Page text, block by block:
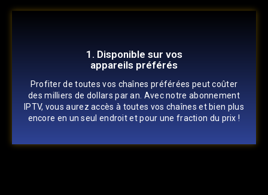
1. Disponible sur vos
appareils préférés
Profiter de toutes vos chaînes préférées peut coûter
des milliers de dollars par an. Avec notre abonnement
IPTV, vous aurez accès à toutes vos chaînes et bien plus
encore en un seul endroit et pour une fraction du prix !